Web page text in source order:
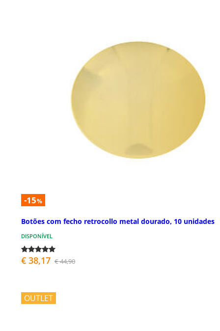
-15%
Botões com fecho retrocollo metal dourado, 10 unidades
DISPONÍVEL
€ 38,17 € 44,90
OUTLET